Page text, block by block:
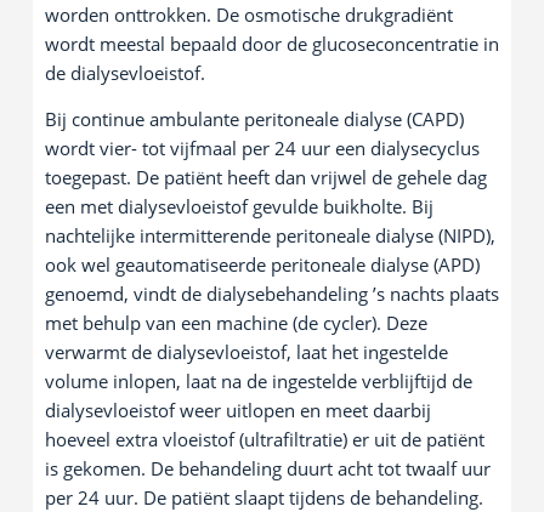
worden onttrokken. De osmotische drukgradiënt
wordt meestal bepaald door de glucoseconcentratie in
de dialysevloeistof.
Bij continue ambulante peritoneale dialyse (CAPD)
wordt vier- tot vijfmaal per 24 uur een dialysecyclus
toegepast. De patiënt heeft dan vrijwel de gehele dag
een met dialysevloeistof gevulde buikholte. Bij
nachtelijke intermitterende peritoneale dialyse (NIPD),
ook wel geautomatiseerde peritoneale dialyse (APD)
genoemd, vindt de dialysebehandeling ’s nachts plaats
met behulp van een machine (de cycler). Deze
verwarmt de dialysevloeistof, laat het ingestelde
volume inlopen, laat na de ingestelde verblijftijd de
dialysevloeistof weer uitlopen en meet daarbij
hoeveel extra vloeistof (ultrafiltratie) er uit de patiënt
is gekomen. De behandeling duurt acht tot twaalf uur
per 24 uur. De patiënt slaapt tijdens de behandeling.